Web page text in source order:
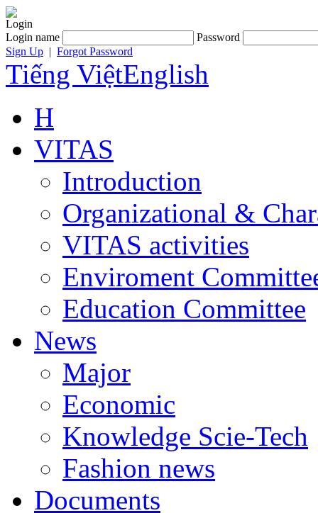
Login
Login name
Password
Sign Up | Forgot Password
Tiếng ViệtEnglish
H
VITAS
Introduction
Organizational &
VITAS activities
Enviroment
Education Committee
News
Major
Economic
Knowledge Scie-Tech
Fashion news
Documents